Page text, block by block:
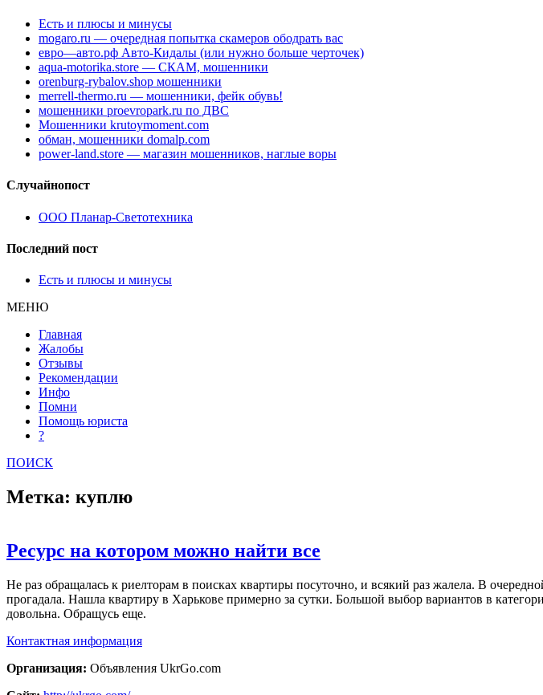
Есть и плюсы и минусы
mogaro.ru — очередная попытка скамеров ободрать вас
евро—авто.рф Авто-Кидалы (или нужно больше черточек)
aqua-motorika.store — СКАМ, мошенники
orenburg-rybalov.shop мошенники
merrell-thermo.ru — мошенники, фейк обувь!
мошенники proevropark.ru по ДВС
Мошенники krutoymoment.com
обман, мошенники domalp.com
power-land.store — магазин мошенников, наглые воры
Случайнопост
ООО Планар-Светотехника
Последний пост
Есть и плюсы и минусы
МЕНЮ
Главная
Жалобы
Отзывы
Рекомендации
Инфо
Помни
Помощь юриста
?
ПОИСК
Метка: куплю
Ресурс на котором можно найти все
Не раз обращалась к риелторам в поисках квартиры посуточно, и всякий раз жалела. В
прогадала. Нашла квартиру в Харькове примерно за сутки. Большой выбор вариантов в
довольна. Обращусь еще.
Контактная информация
Организация: Объявления UkrGo.com